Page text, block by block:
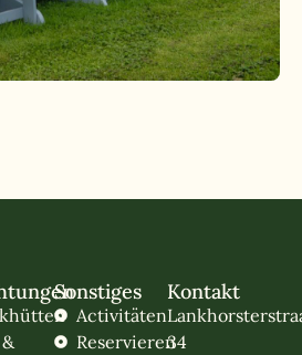
Sonstiges
Activitäten
Reservieren
Kontakt
34